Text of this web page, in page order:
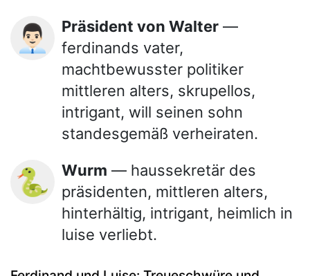
👨🏻‍💼 Präsident von Walter —
ferdinands vater,
machtbewusster politiker
mittleren alters, skrupellos,
intrigant, will seinen sohn
standesgemäß verheiraten.
🐍 Wurm — haussekretär des
präsidenten, mittleren alters,
hinterhältig, intrigant, heimlich in
luise verliebt.